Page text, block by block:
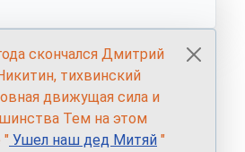
скончался Дмитрий
тихвинский
движущая сила и
Тем на этом
" Ушел наш дед Митяй "